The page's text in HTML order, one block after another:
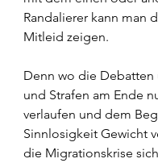
Randalierer kann man
Mitleid zeigen.
Denn wo die Debatten
und Strafen am Ende
verlaufen und dem
Sinnlosigkeit Gewicht
die Migrationskrise